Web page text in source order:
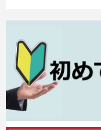
カテゴリー
【12月】音声・映像
井上和弘の財務力UP
【2026年7月】音声・